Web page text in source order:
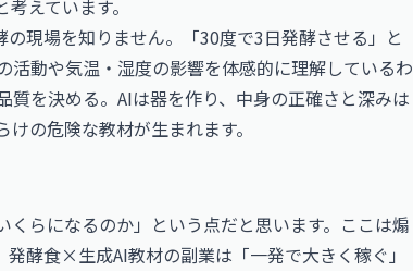
えています。
現場を知りません。「30度で3日発酵させる」と
動や気温・湿度の影響を体感的に理解しているわ
を決める。AIは器を作り、中身の正確さと深みは
の危険な教材が生まれます。
らになるのか」という点だと思います。ここは煽
酵食×生成AI教材の副業は「一発で大きく稼ぐ」